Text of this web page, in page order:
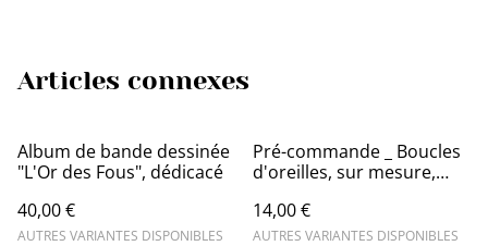
Articles connexes
Album de bande dessinée
"L'Or des Fous", dédicacé
40,00 €
AUTRES VARIANTES DISPONIBLES
Pré-commande _ Boucles
d'oreilles, sur mesure,
main
14,00 €
AUTRES VARIANTES DISPONIBLES